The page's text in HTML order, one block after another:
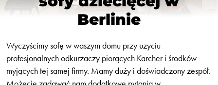
Berlinie
Wyczyścimy sofę w waszym domu przy uzyciu
profesjonalnych odkurzaczy piorących Karcher i środków
myjących tej samej firmy. Mamy duży i doświadczony zespół.